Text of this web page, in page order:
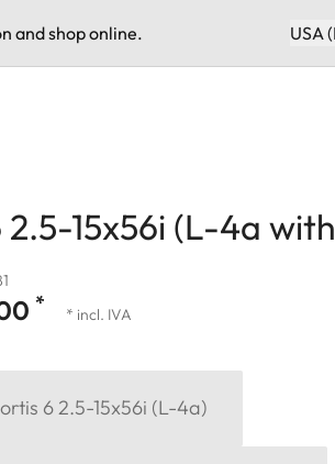
and shop online. USA
2.5-15x56i (L-4a
* * incl. IVA
6 2.5-15x56i (L-4a)